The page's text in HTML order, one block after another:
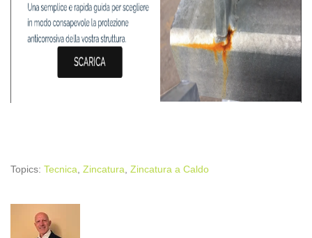
Topics: Tecnica Zincatura Zincatura a Caldo